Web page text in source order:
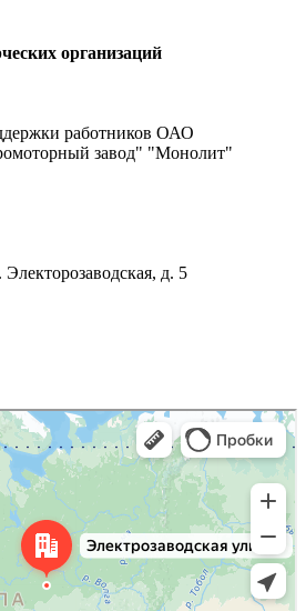
организаций
работников ОАО
завод" "Монолит"
д. 5